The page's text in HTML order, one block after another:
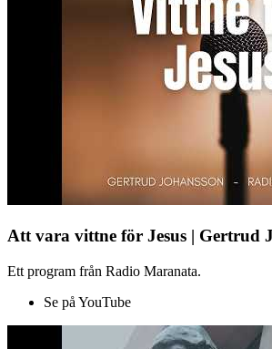
Att vara vittne för Jesus | Gertrud
Ett program från Radio Maranata.
Se på YouTube